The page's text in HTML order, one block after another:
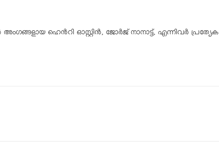
ഹെൻറി ഓസ്റ്റിൻ, ജോർജ് നാനാട്ട്, എന്നിവർ പ്രത്യേക